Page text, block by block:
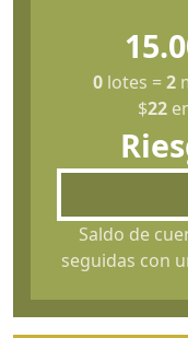
0 lotes =2
$22
Saldo de
seguidas con